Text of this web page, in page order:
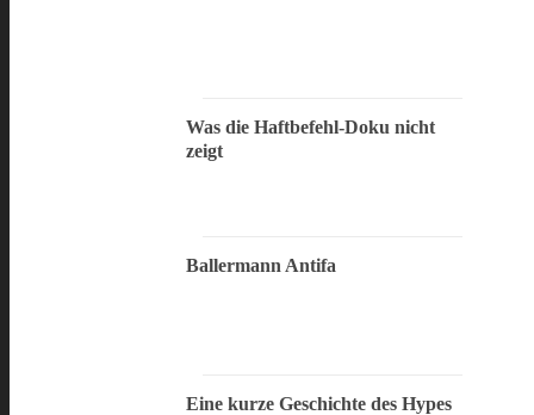
Was die Haftbefehl-Doku nicht
zeigt
Ballermann Antifa
Eine kurze Geschichte des Hypes